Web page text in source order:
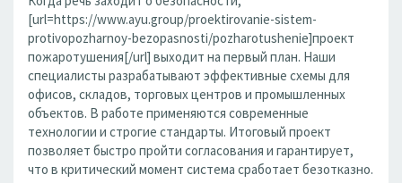
[url=https://www.ayu.group/proektirovanie-sistem-
protivopozharnoy-bezopasnosti/pozharotushenie]проект
пожаротушения[/url] выходит на первый план. Наши
специалисты разрабатывают эффективные схемы для
офисов, складов, торговых центров и промышленных
объектов. В работе применяются современные
технологии и строгие стандарты. Итоговый проект
позволяет быстро пройти согласования и гарантирует,
что в критический момент система сработает безотказно.